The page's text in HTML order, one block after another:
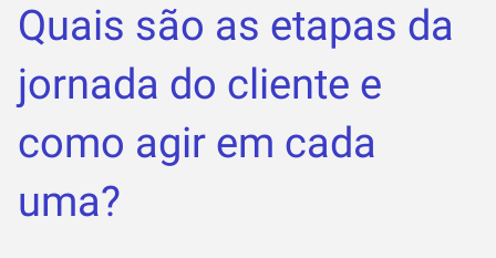
Quais são as etapas da
jornada do cliente e
como agir em cada
uma?